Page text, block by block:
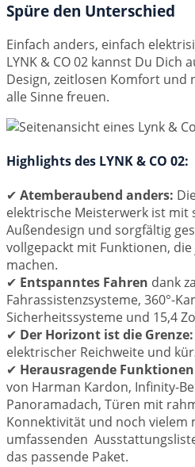
Spüre den Unterschied
Einfach anders, einfach
LYNK & CO 02 kannst Du Dich
Design, zeitlosen Komfort und
alle Sinne freuen.
Highlights des LYNK & CO 02:
✔ Atemberaubend anders:
elektrische Meisterwerk ist mit
Außendesign und sorgfältig
vollgepackt mit Funktionen,
machen.
✔ Entspanntes Fahren dank
Fahrassistenzsysteme, 360°-
Sicherheitssysteme und 15,4
✔ Der Horizont ist die Grenze:
elektrischer Reichweite und
✔ Herausragende Funktionen
von Harman Kardon, Infinity-
Panoramadach, Türen mit
Konnektivität und noch vielem
umfassenden
das passende Paket.